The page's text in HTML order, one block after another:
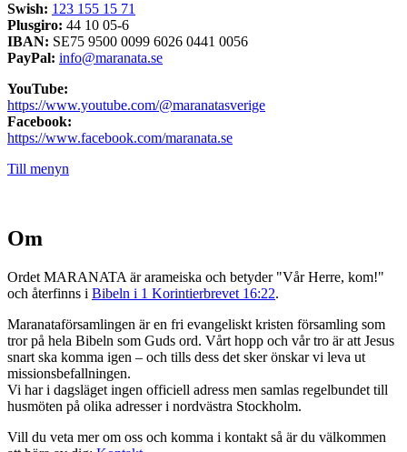
Swish: 123 155 15 71
Plusgiro: 44 10 05-6
IBAN: SE75 9500 0099 6026 0441 0056
PayPal: info@maranata.se
YouTube:
https://www.youtube.com/@maranatasverige
Facebook:
https://www.facebook.com/maranata.se
Till menyn
Om
Ordet MARANATA är arameiska och betyder "Vår Herre, kom!"
och återfinns i Bibeln i 1 Korintierbrevet 16:22.
Maranataförsamlingen är en fri evangeliskt kristen församling som
tror på hela Bibeln som Guds ord. Vårt hopp och vår tro är att Jesus
snart ska komma igen – och tills dess det sker önskar vi leva ut
missionsbefallningen.
Vi har i dagsläget ingen officiell adress men samlas regelbundet till
husmöten på olika adresser i nordvästra Stockholm.
Vill du veta mer om oss och komma i kontakt så är du välkommen